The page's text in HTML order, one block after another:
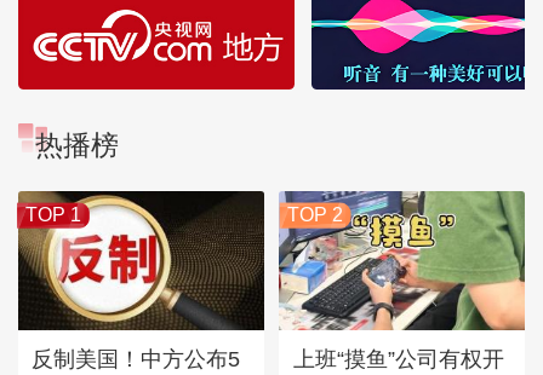
热播榜
TOP 1
反制美国！中方公布5
TOP 2
上班“摸鱼”公司有权开